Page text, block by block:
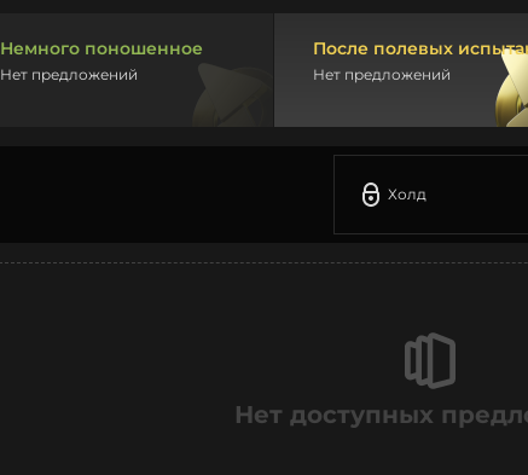
Немного поношенное
Нет предложений
После полевых
Нет предложений
Холд
Нет доступных